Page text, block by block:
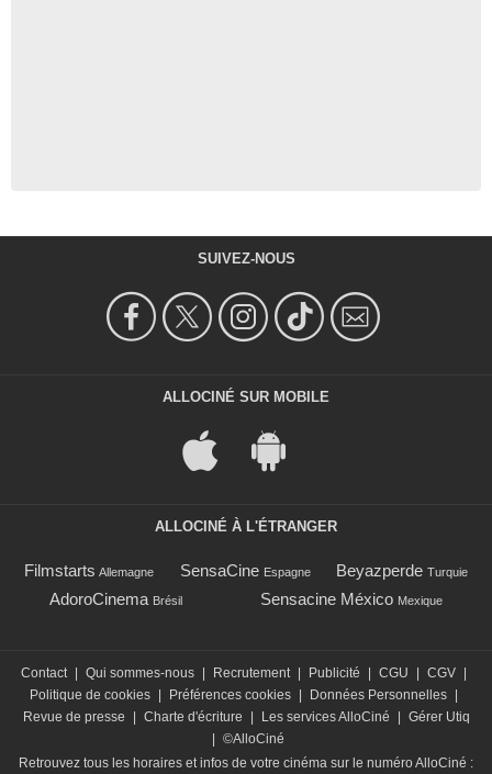
SUIVEZ-NOUS
ALLOCINÉ SUR MOBILE
ALLOCINÉ À L'ÉTRANGER
Filmstarts Allemagne SensaCine Espagne Beyazperde Turquie
AdoroCinema Brésil Sensacine México Mexique
Contact | Qui sommes-nous | Recrutement | Publicité | CGU | CGV |
Politique de cookies | Préférences cookies | Données Personnelles |
Revue de presse
| Charte d'écriture | Les services AlloCiné | Gérer Utiq
| ©AlloCiné
Retrouvez tous les horaires et infos de votre cinéma sur le numéro AlloCiné :